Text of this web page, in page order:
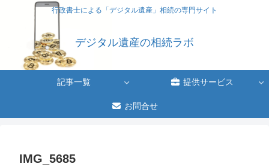
行政書士による「デジタル遺産」相続の専門サイト
デジタル遺産の相続ラボ
記事一覧 提供サービス
お問合せ
IMG_5685